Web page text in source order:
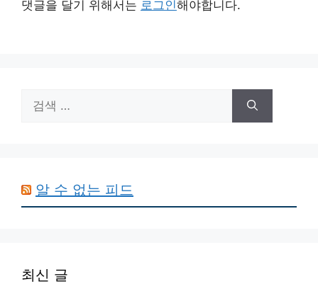
댓글을 달기 위해서는 로그인해야합니다.
색:
알 수 없는 피드
최신 글